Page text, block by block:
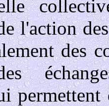
l'action
des
permettent